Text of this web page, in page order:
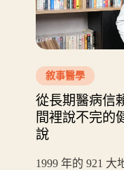
敘事醫學
從長期醫病信
間裡說不完的
說
1999 年的 921